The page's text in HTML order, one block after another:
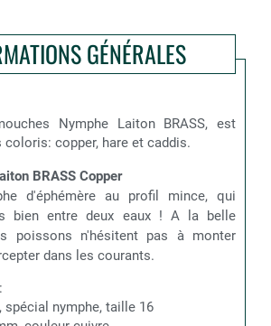
GÉNÉRALES
Nymphe Laiton BRASS, est
copper, hare et caddis.
BRASS Copper
d'éphémère au profil mince, qui
bien entre deux eaux ! A la belle
poissons n'hésitent pas à monter
dans les courants.
:
spécial nymphe, taille 16